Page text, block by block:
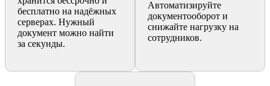
бесплатно на надёжных
серверах. Нужный
документ можно найти
за секунды.
Автоматизируйте
документооборот и
снижайте нагрузку на
сотрудников.